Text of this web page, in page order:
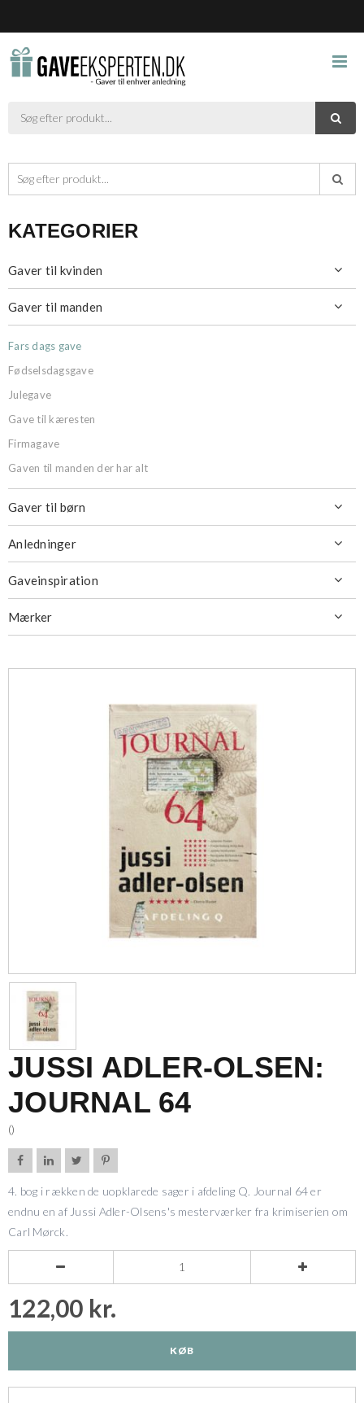



KATEGORIER
Gaver til kvinden 
Gaver til manden 
Fars dags gave
Fødselsdagsgave
Julegave
Gave til kæresten
Firmagave
Gaven til manden der har alt
Gaver til børn 
Anledninger 
Gaveinspiration 
Mærker 
JUSSI ADLER-OLSEN:
JOURNAL 64
()
   
4. bog i rækken de uopklarede sager i afdeling Q. Journal 64 er
endnu en af Jussi Adler-Olsens's mesterværker fra krimiserien om
Carl Mørck.
 
122,00 kr.
KØB